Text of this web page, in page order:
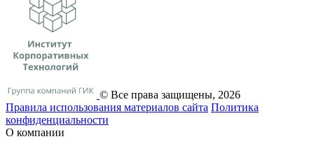
© Все права защищены, 2026
Правила использования материалов сайта Политика
конфиденциальности
О компании